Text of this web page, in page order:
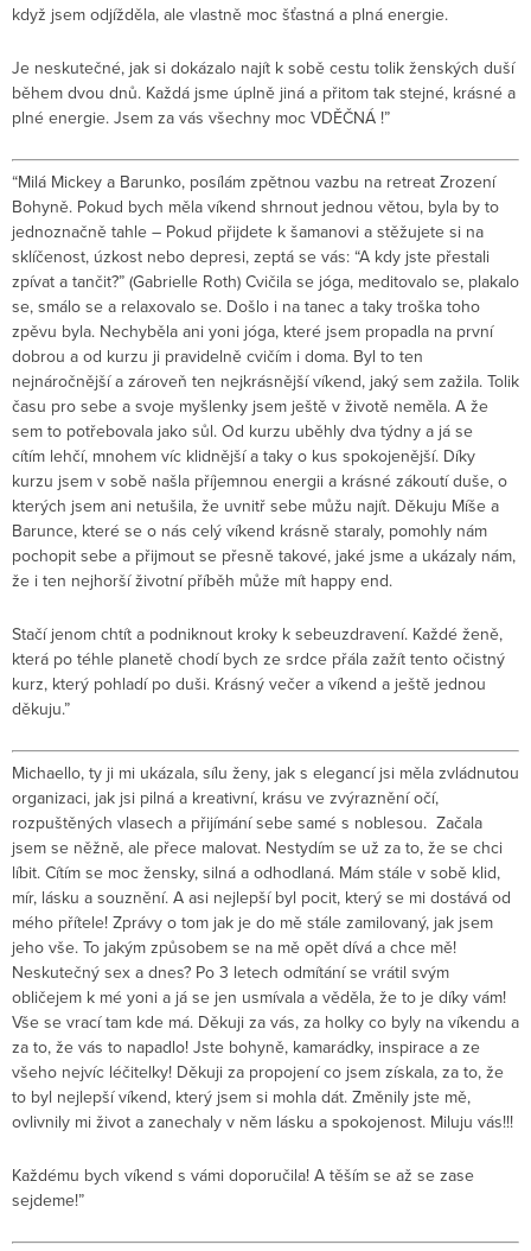
když jsem odjížděla, ale vlastně moc šťastná a plná energie.
Je neskutečné, jak si dokázalo najít k sobě cestu tolik ženských duší
během dvou dnů. Každá jsme úplně jiná a přitom tak stejné, krásné a
plné energie. Jsem za vás všechny moc VDĚČNÁ !”
“Milá Mickey a Barunko, posílám zpětnou vazbu na retreat Zrození
Bohyně. Pokud bych měla víkend shrnout jednou větou, byla by to
jednoznačně tahle – Pokud přijdete k šamanovi a stěžujete si na
sklíčenost, úzkost nebo depresi, zeptá se vás: “A kdy jste přestali
zpívat a tančit?” (Gabrielle Roth) Cvičila se jóga, meditovalo se, plakalo
se, smálo se a relaxovalo se. Došlo i na tanec a taky troška toho
zpěvu byla. Nechyběla ani yoni jóga, které jsem propadla na první
dobrou a od kurzu ji pravidelně cvičím i doma. Byl to ten
nejnáročnější a zároveň ten nejkrásnější víkend, jaký sem zažila. Tolik
času pro sebe a svoje myšlenky jsem ještě v životě neměla. A že
sem to potřebovala jako sůl. Od kurzu uběhly dva týdny a já se
cítím lehčí, mnohem víc klidnější a taky o kus spokojenější. Díky
kurzu jsem v sobě našla příjemnou energii a krásné zákoutí duše, o
kterých jsem ani netušila, že uvnitř sebe můžu najít. Děkuju Míše a
Barunce, které se o nás celý víkend krásně staraly, pomohly nám
pochopit sebe a přijmout se přesně takové, jaké jsme a ukázaly nám,
že i ten nejhorší životní příběh může mít happy end.
Stačí jenom chtít a podniknout kroky k sebeuzdravení. Každé ženě,
která po téhle planetě chodí bych ze srdce přála zažít tento očistný
kurz, který pohladí po duši. Krásný večer a víkend a ještě jednou
děkuju.”
Michaello, ty ji mi ukázala, sílu ženy, jak s elegancí jsi měla zvládnutou
organizaci, jak jsi pilná a kreativní, krásu ve zvýraznění očí,
rozpuštěných vlasech a přijímání sebe samé s noblesou. Začala
jsem se něžně, ale přece malovat. Nestydím se už za to, že se chci
líbit. Cítím se moc žensky, silná a odhodlaná. Mám stále v sobě klid,
mír, lásku a souznění. A asi nejlepší byl pocit, který se mi dostává od
mého přítele! Zprávy o tom jak je do mě stále zamilovaný, jak jsem
jeho vše. To jakým způsobem se na mě opět dívá a chce mě!
Neskutečný sex a dnes? Po 3 letech odmítání se vrátil svým
obličejem k mé yoni a já se jen usmívala a věděla, že to je díky vám!
Vše se vrací tam kde má. Děkuji za vás, za holky co byly na víkendu a
za to, že vás to napadlo! Jste bohyně, kamarádky, inspirace a ze
všeho nejvíc léčitelky! Děkuji za propojení co jsem získala, za to, že
to byl nejlepší víkend, který jsem si mohla dát. Změnily jste mě,
ovlivnily mi život a zanechaly v něm lásku a spokojenost. Miluju vás!!!
Každému bych víkend s vámi doporučila! A těším se až se zase
sejdeme!”